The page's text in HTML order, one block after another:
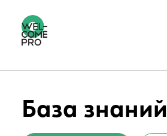
База знаний